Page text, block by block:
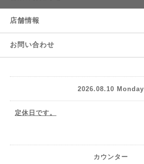
店舗情報
お問い合わせ
2026.08.10 Monday
定休日です。
カウンター